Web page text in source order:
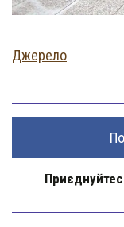
Джерело